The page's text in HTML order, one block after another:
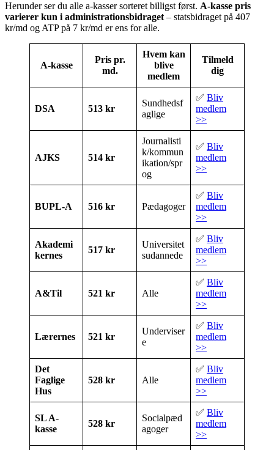
Herunder ser du alle a-kasser sorteret billigst først. A-kasse pris
varierer kun i administrationsbidraget– statsbidraget på 407
kr/md og ATP på 7 kr/md er ens for alle.
A-kasse
Pris pr.
md.
Hvem kan
blive
medlem
Tilmeld
dig
DSA 513 kr
Sundhedsf
aglige
✅ Bliv
medlem
>>
AJKS 514 kr
Journalisti
k/kommun
ikation/spr
og
✅ Bliv
medlem
>>
BUPL-A 516 kr Pædagoger
✅ Bliv
medlem
>>
Akademi
kernes
517 kr
Universitet
sudannede
✅ Bliv
medlem
>>
A&Til 521 kr Alle
✅ Bliv
medlem
>>
Lærernes 521 kr
Underviser
e
✅ Bliv
medlem
>>
Det
Faglige
Hus
528 kr Alle
✅ Bliv
medlem
>>
SL A-
kasse
528 kr
Socialpæd
agoger
✅ Bliv
medlem
>>